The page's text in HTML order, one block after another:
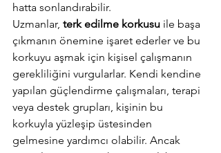
hatta sonlandırabilir.
Uzmanlar, terk edilme korkusu ile başa
çıkmanın önemine işaret ederler ve bu
korkuyu aşmak için kişisel çalışmanın
gerekliliğini vurgularlar. Kendi kendine
yapılan güçlendirme çalışmaları, terapi
veya destek grupları, kişinin bu
korkuyla yüzleşip üstesinden
gelmesine yardımcı olabilir. Ancak